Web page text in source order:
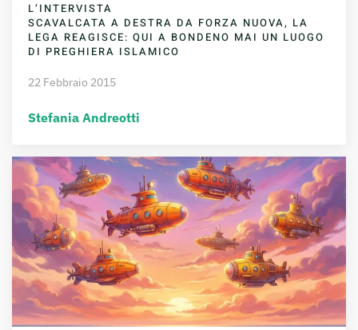
L’INTERVISTA
SCAVALCATA A DESTRA DA FORZA NUOVA, LA
LEGA REAGISCE: QUI A BONDENO MAI UN LUOGO
DI PREGHIERA ISLAMICO
22 Febbraio 2015
Stefania Andreotti